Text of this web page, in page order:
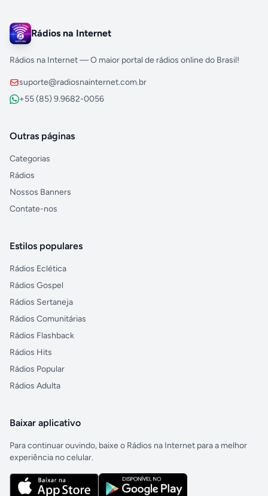
Rádios na Internet
Rádios na Internet — O maior portal de rádios online do Brasil!
suporte@radiosnainternet.com.br
+55 (85) 9.9682-0056
Outras páginas
Categorias
Rádios
Nossos Banners
Contate-nos
Estilos populares
Rádios Eclética
Rádios Gospel
Rádios Sertaneja
Rádios Comunitárias
Rádios Flashback
Rádios Hits
Rádios Popular
Rádios Adulta
Baixar aplicativo
Para continuar ouvindo, baixe o Rádios na Internet para a melhor
experiência no celular.